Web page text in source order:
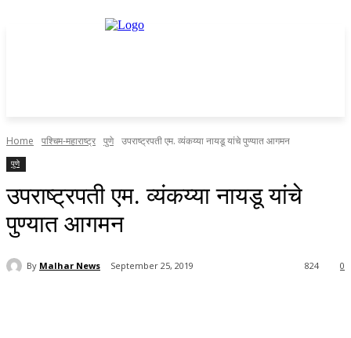
Home पश्चिम-महाराष्ट्र पुणे उपराष्ट्रपती एम. व्यंकय्या नायडू यांचे पुण्यात आगमन
पुणे
उपराष्ट्रपती एम. व्यंकय्या नायडू यांचे
पुण्यात आगमन
By Malhar News September 25, 2019 0
824